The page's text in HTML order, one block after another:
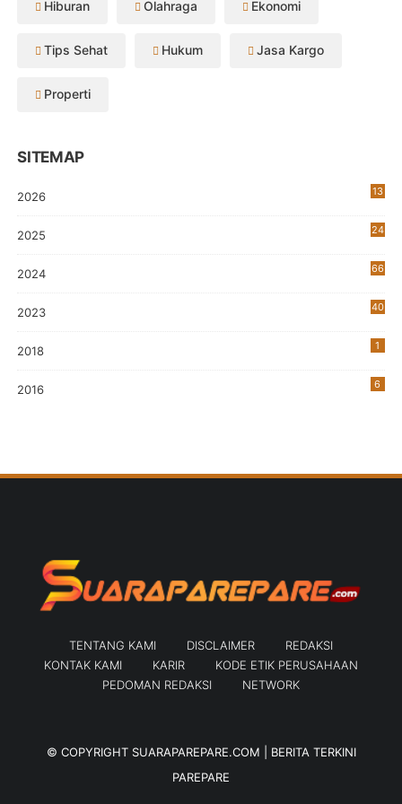
Hiburan Olahraga Ekonomi
Tips Sehat Hukum Jasa Kargo
Properti
SITEMAP
2026 13
2025 24
2024 66
2023
40
2018 1
2016 6
TENTANG KAMI DISCLAIMER
REDAKSI
KONTAK KAMI
KARIR
KODE ETIK PERUSAHAAN
PEDOMAN REDAKSI
NETWORK
© COPYRIGHT SUARAPAREPARE.COM | BERITA TERKINI
PAREPARE